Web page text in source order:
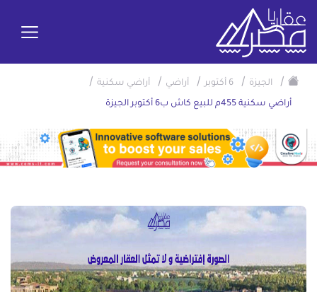
/ الجيزة / 6 أكتوبر / أراضي / أراضي سكنية /
أراضي سكنية 455م للبيع كاش ب6 أكتوبر الجيزة